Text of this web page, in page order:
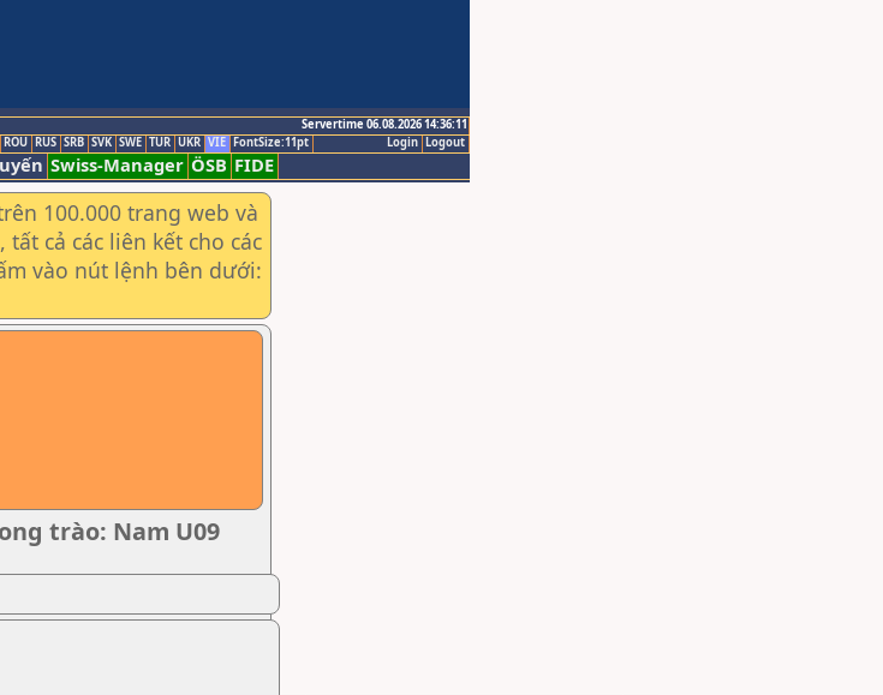
Servertime 06.08.2026 14:36:11
Logout
Login
ROU RUS SRB SVK SWE TUR UKR VIE FontSize:11pt
Swiss-Manager ÖSB FIDE
100.000 trang web và
cả các liên kết cho các
vào nút lệnh bên dưới:
trào: Nam U09